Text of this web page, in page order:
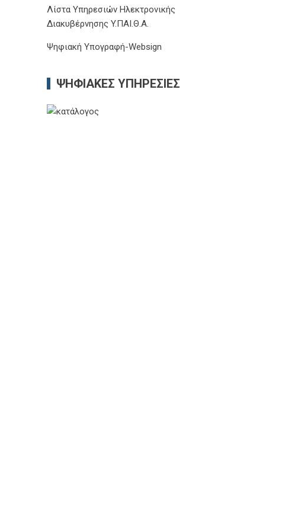
Λίστα Υπηρεσιών Ηλεκτρονικής
Διακυβέρνησης Y.ΠΑΙ.Θ.Α.
Ψηφιακή Υπογραφή-Websign
ΨΗΦΙΑΚΈΣ ΥΠΗΡΕΣΊΕΣ